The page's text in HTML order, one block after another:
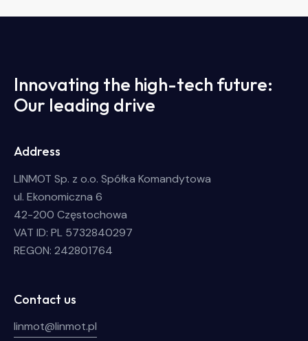
Innovating the high-tech future:
Our leading drive
Address
LINMOT Sp. z o.o. Spółka Komandytowa
ul. Ekonomiczna 6
42-200 Częstochowa
VAT ID: PL 5732840297
REGON: 242801764
Contact us
linmot@linmot.pl